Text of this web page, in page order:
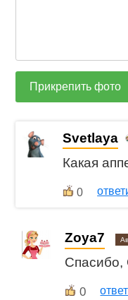
Прикрепить фото
Svetlaya
Какая
0
Zoya7
Спасибо,
0